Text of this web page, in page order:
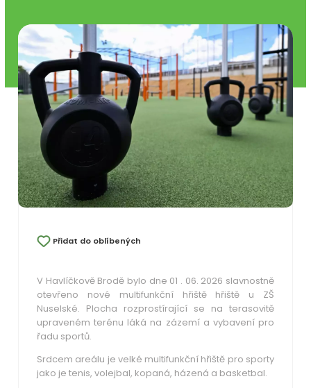
Přidat do oblíbených
V Havlíčkově Brodě bylo dne 01 . 06. 2026 slavnostně
otevřeno nové multifunkční hřiště hřiště u ZŠ
Nuselské. Plocha rozprostírající se na terasovitě
upraveném terénu láká na zázemí a vybavení pro
řadu sportů.
Srdcem areálu je velké multifunkční hřiště pro sporty
jako je tenis, volejbal, kopaná, házená a basketbal.